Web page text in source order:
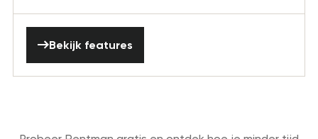
Bekijk features
Bekijk features